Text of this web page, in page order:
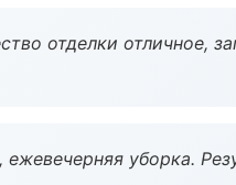
отделки отличное,
уборка.